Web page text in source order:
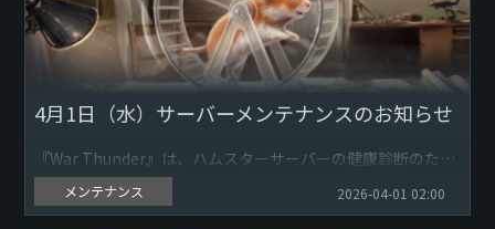
4月1日（水）サーバーメンテナンスのお知らせ
『War Thunder』は、ハムスターサーバーの健康診断のた
め、4月1日（水）18:00（JST）にオフラインになります。ハ
ムスターの回し車に油を差し、ひまわりの種を補充の上...
メンテナンス 2026-04-01 02:00